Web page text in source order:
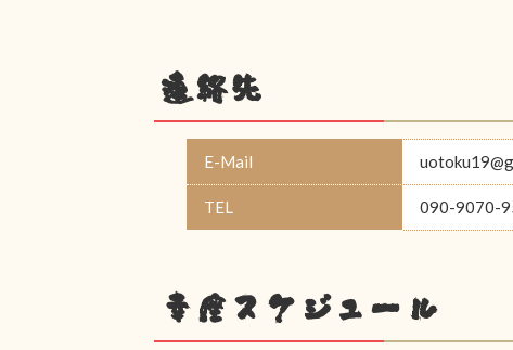
連絡先
E-Mail
TEL 090-9070-
幸座スケジュール